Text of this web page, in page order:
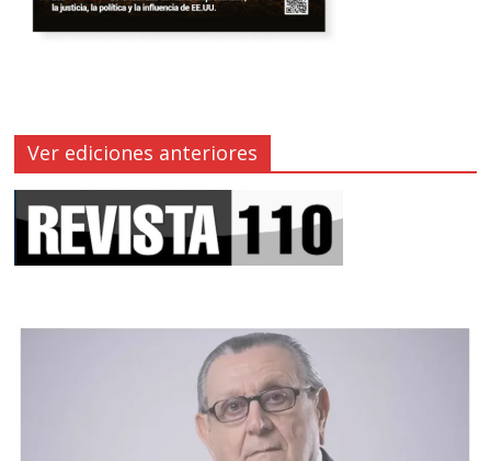
Ver ediciones anteriores